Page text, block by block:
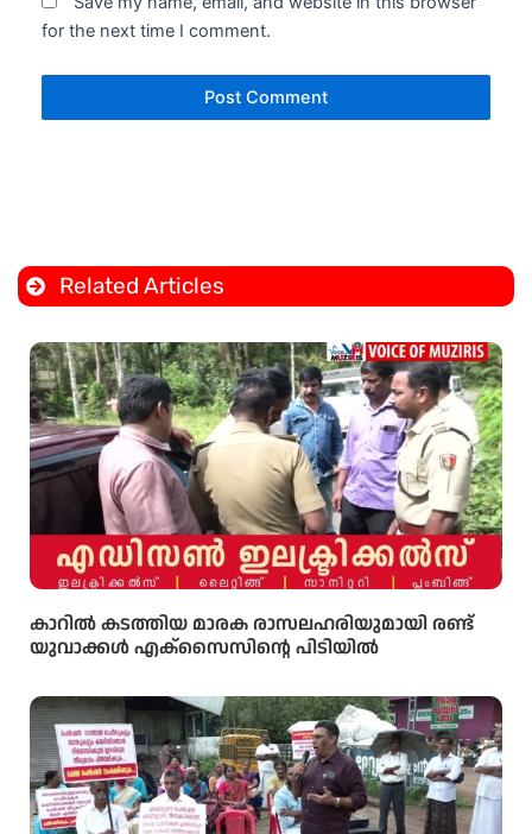
for the next time I comment.
Related Articles
കാറിൽ കടത്തിയ മാരക രാസലഹരിയുമായി രണ്ട്
യുവാക്കൾ എക്‌സൈസിൻ്റെ പിടിയിൽ